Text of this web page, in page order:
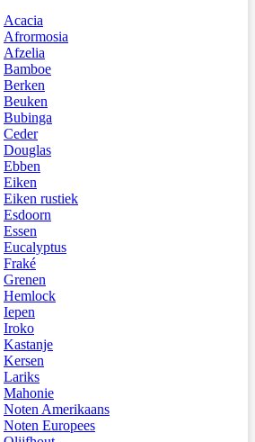
Acacia
Afrormosia
Afzelia
Bamboe
Berken
Beuken
Bubinga
Ceder
Douglas
Ebben
Eiken
Eiken rustiek
Esdoorn
Essen
Eucalyptus
Fraké
Grenen
Hemlock
Iepen
Iroko
Kastanje
Kersen
Lariks
Mahonie
Noten Amerikaans
Noten Europees